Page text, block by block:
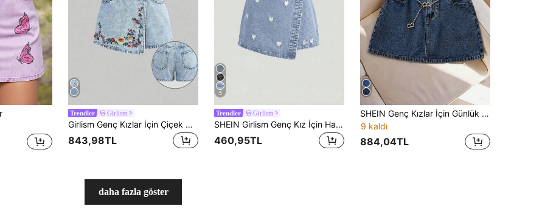
Trendler Girlism
Girlism Genç Kızlar İçin Çiçek Nakış Desenli Mavi Kot Etek Şort
843,98TL
5
Trendler Girlism
SHEIN Girlism Genç Kız İçin Harf ve Kalp İşlemeli Açık Mavi Kot Mini Etek
460,95TL
SHEIN Genç Kızlar İçin Günlük Kot A Kesim Etek, Modaya Uygun Retro Yıkanmış Mavi Bel Bandı Tasarımı
9 kaldı
884,04TL
daha fazla göster